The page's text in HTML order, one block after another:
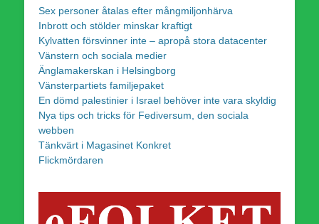
Sex personer åtalas efter mångmiljonhärva
Inbrott och stölder minskar kraftigt
Kylvatten försvinner inte – apropå stora datacenter
Vänstern och sociala medier
Änglamakerskan i Helsingborg
Vänsterpartiets familjepaket
En dömd palestinier i Israel behöver inte vara skyldig
Nya tips och tricks för Fediversum, den sociala
webben
Tänkvärt i Magasinet Konkret
Flickmördaren